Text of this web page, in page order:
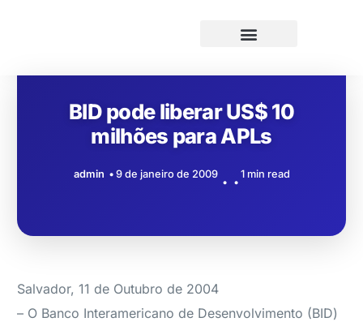
BID pode liberar US$ 10
milhões para APLs
admin 9 de janeiro de 2009 1 min read
Salvador, 11 de Outubro de 2004
– O Banco Interamericano de Desenvolvimento (BID)